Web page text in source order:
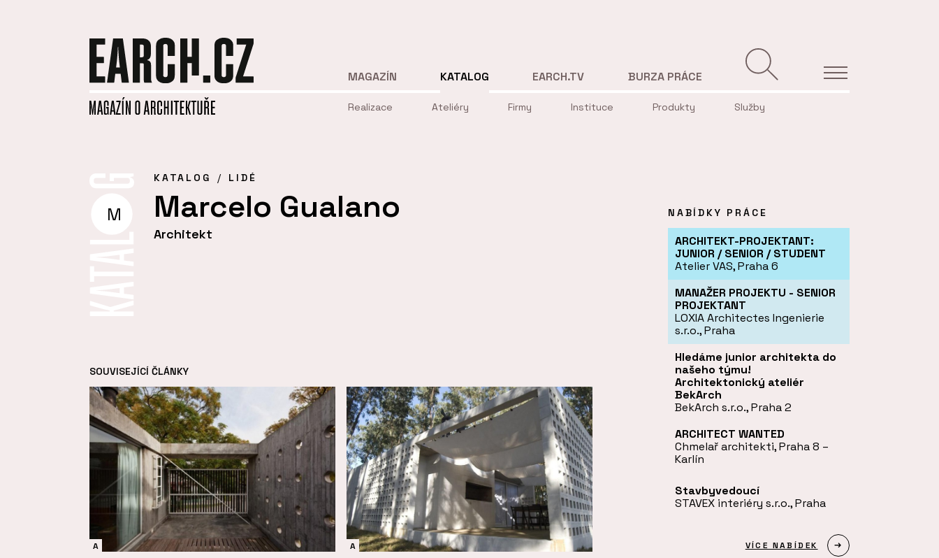
MAGAZÍN KATALOG
Realizace Ateliéry Firmy Instituce Produkty Služby
EARCH.TV BURZA PRÁCE
M
KATALOG LIDÉ
Marcelo Gualano
Architekt
SOUVISEJÍCÍ ČLÁNKY
A A
NABÍDKY PRÁCE
ARCHITEKT-PROJEKTANT:
JUNIOR / SENIOR / STUDENT
Atelier VAS, Praha 6
MANAŽER PROJEKTU - SENIOR
PROJEKTANT
LOXIA Architectes Ingenierie
s.r.o., Praha
Hledáme junior architekta do
našeho týmu!
Architektonický ateliér
BekArch
BekArch s.r.o., Praha 2
ARCHITECT WANTED
Chmelař architekti, Praha 8 –
Karlín
Stavbyvedoucí
STAVEX interiéry s.r.o., Praha
VÍCE NABÍDEK